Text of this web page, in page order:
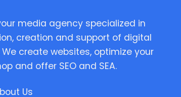
media agency specialized in
creation and support of digital
create websites, optimize your
and offer SEO and SEA.
Us